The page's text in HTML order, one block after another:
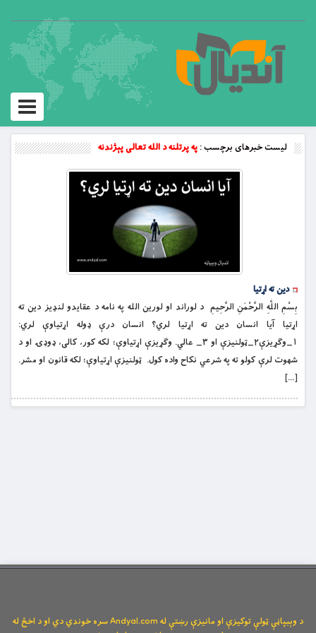
Toggle
لیست خبرهای برچسب :په پرتلنه د الله تعالی پېژندنه
دين ته اړتيا
بِسْمِ اللَّهِ الرَّحْمَنِ الرَّحِيمِ د لوراند او لورین الله په نامه د عقايدو لنډيز دين ته
اړتيا آيا انسان دين ته اړتيا لري؟ انسان درې ډوله اړتياوې لري:
١_وګړيزې٢_ټولنيزې او ٣_ عالي. وګړيزې اړتياوې؛ لکه کور، کالى، ډوډۍ او د
شهوت لرې کولو ته په شرعي نکاح واده کول. ټولنيزې اړتياوې؛ لکه قانون او مشر.
[…]
د وېبپاڼې ټولې توکیزې او مانیزې رښتې له Andyal.com سره خوندي دي او د اخځ له